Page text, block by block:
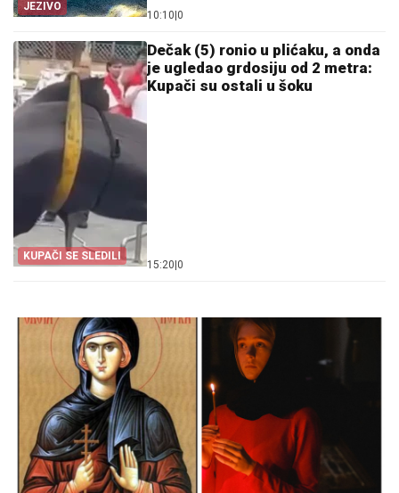
JEZIVO
10:10|0
KUPAČI SE SLEDILI
Dečak (5) ronio u plićaku, a onda
je ugledao grdosiju od 2 metra:
Kupači su ostali u šoku
15:20|0